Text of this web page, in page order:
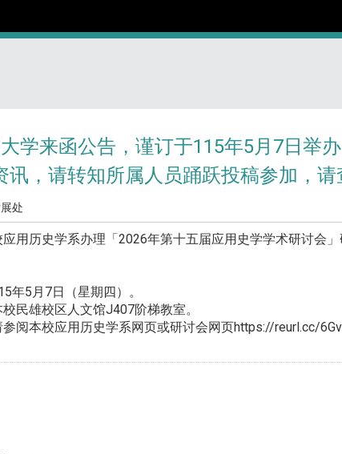
学来函公告，谨订于115年5月7日举
，请转知所属人员踊跃投稿参加，请
处
史学系办理「2026年第十五届应用史学学术研讨会」
5月7日（星期四）。
民雄校区人文馆J407阶梯教室。
阅本校应用历史学系网页或研讨会网页https://reurl.cc/